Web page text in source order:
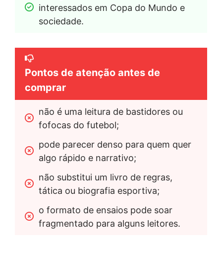
interessados em Copa do Mundo e
sociedade.
Pontos de atenção antes de
comprar
não é uma leitura de bastidores ou
fofocas do futebol;
pode parecer denso para quem quer
algo rápido e narrativo;
não substitui um livro de regras,
tática ou biografia esportiva;
o formato de ensaios pode soar
fragmentado para alguns leitores.